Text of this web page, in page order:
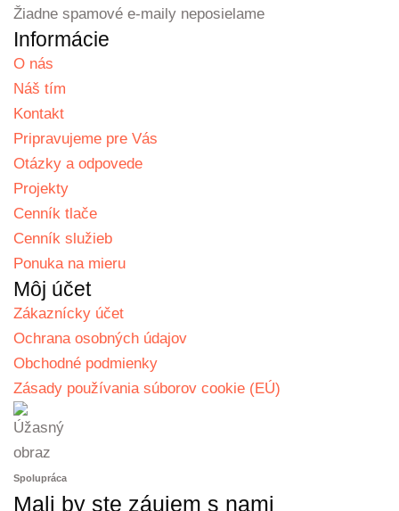
Žiadne spamové e-maily neposielame
Informácie
O nás
Náš tím
Kontakt
Pripravujeme pre Vás
Otázky a odpovede
Projekty
Cenník tlače
Cenník služieb
Ponuka na mieru
Môj účet
Zákaznícky účet
Ochrana osobných údajov
Obchodné podmienky
Zásady používania súborov cookie (EÚ)
Spolupráca
Mali by ste záujem s nami